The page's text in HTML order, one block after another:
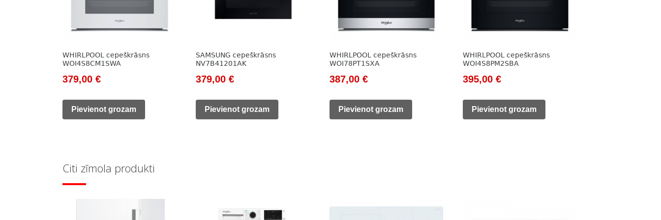
WHIRLPOOL cepeškrāsns
WOI4S8CM1SWA
Original
was:
379,00 €Current
is:
Pievienot grozam
SAMSUNG cepeškrāsns
NV7B41201AK
Original
was:
379,00€Current
is:
Pievienot grozam
WHIRLPOOL cepeškrāsns
WOI78PT1SXA
Original
was:
387,00 €Current
is:
Pievienot grozam
WHIRLPOOL cepeškrāsns
WOI4S8PM2SBA
Original
was:
395,00€Current
is:
Pievienot grozam
Citi zīmola produkti